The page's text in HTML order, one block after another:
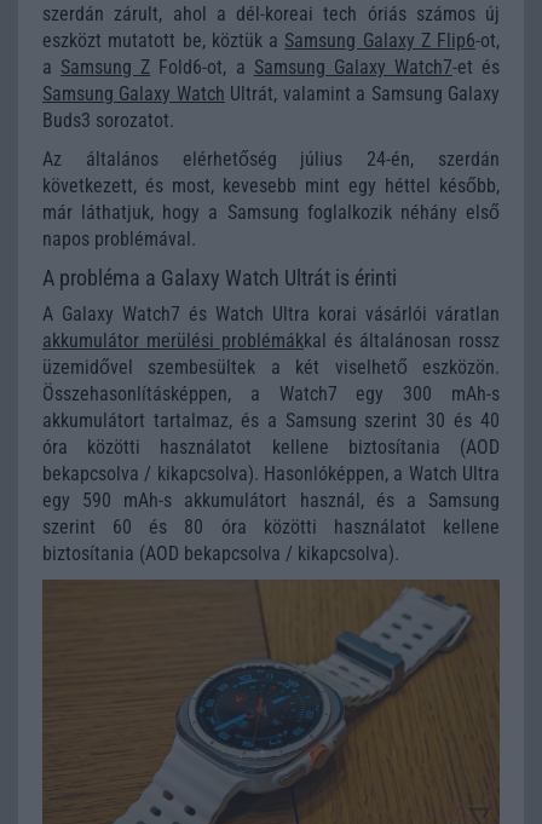
szerdán zárult, ahol a dél-koreai tech óriás számos új
eszközt mutatott be, köztük a Samsung Galaxy Z Flip6-ot,
a Samsung Z Fold6-ot, a Samsung Galaxy Watch7-et és
Samsung Galaxy Watch Ultrát, valamint a Samsung Galaxy
Buds3 sorozatot.
Az általános elérhetőség július 24-én, szerdán
következett, és most, kevesebb mint egy héttel később,
már láthatjuk, hogy a Samsung foglalkozik néhány első
napos problémával.
A probléma a Galaxy Watch Ultrát is érinti
A Galaxy Watch7 és Watch Ultra korai vásárlói váratlan
akkumulátor merülési problémákkal és általánosan rossz
üzemidővel szembesültek a két viselhető eszközön.
Összehasonlításképpen, a Watch7 egy 300 mAh-s
akkumulátort tartalmaz, és a Samsung szerint 30 és 40
óra közötti használatot kellene biztosítania (AOD
bekapcsolva / kikapcsolva). Hasonlóképpen, a Watch Ultra
egy 590 mAh-s akkumulátort használ, és a Samsung
szerint 60 és 80 óra közötti használatot kellene
biztosítania (AOD bekapcsolva / kikapcsolva).